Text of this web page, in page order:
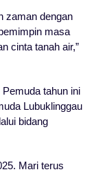
zaman dengan
masa
cinta tanah air,”
tahun ini
Lubuklinggau
bidang
Mari terus